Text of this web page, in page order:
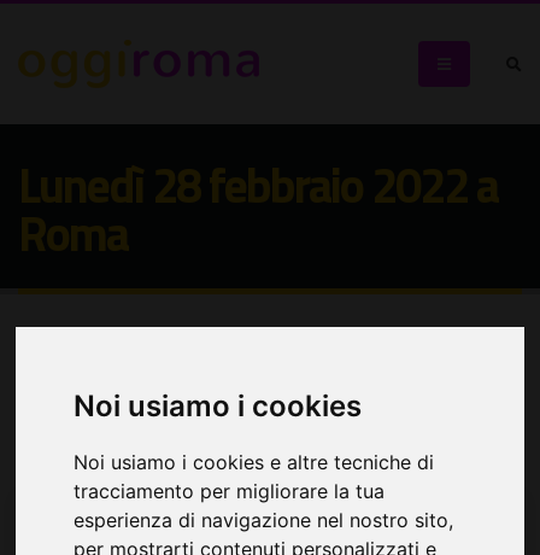
Noi usiamo i cookies
Noi usiamo i cookies e altre tecniche di
tracciamento per migliorare la tua
esperienza di navigazione nel nostro sito,
per mostrarti contenuti personalizzati e
Cerca eventi